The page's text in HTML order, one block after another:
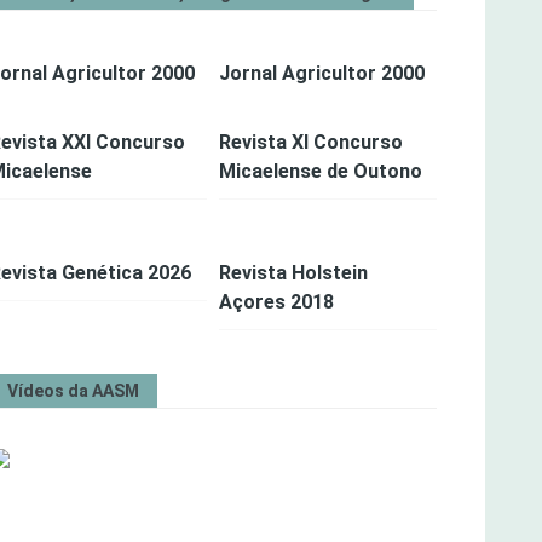
Agricultor 2000 Jornal Agricultor 2000
XXI Concurso
Revista XI Concurso
Micaelense de Outono
Genética 2026
Revista Holstein
Açores 2018
Vídeos da AASM